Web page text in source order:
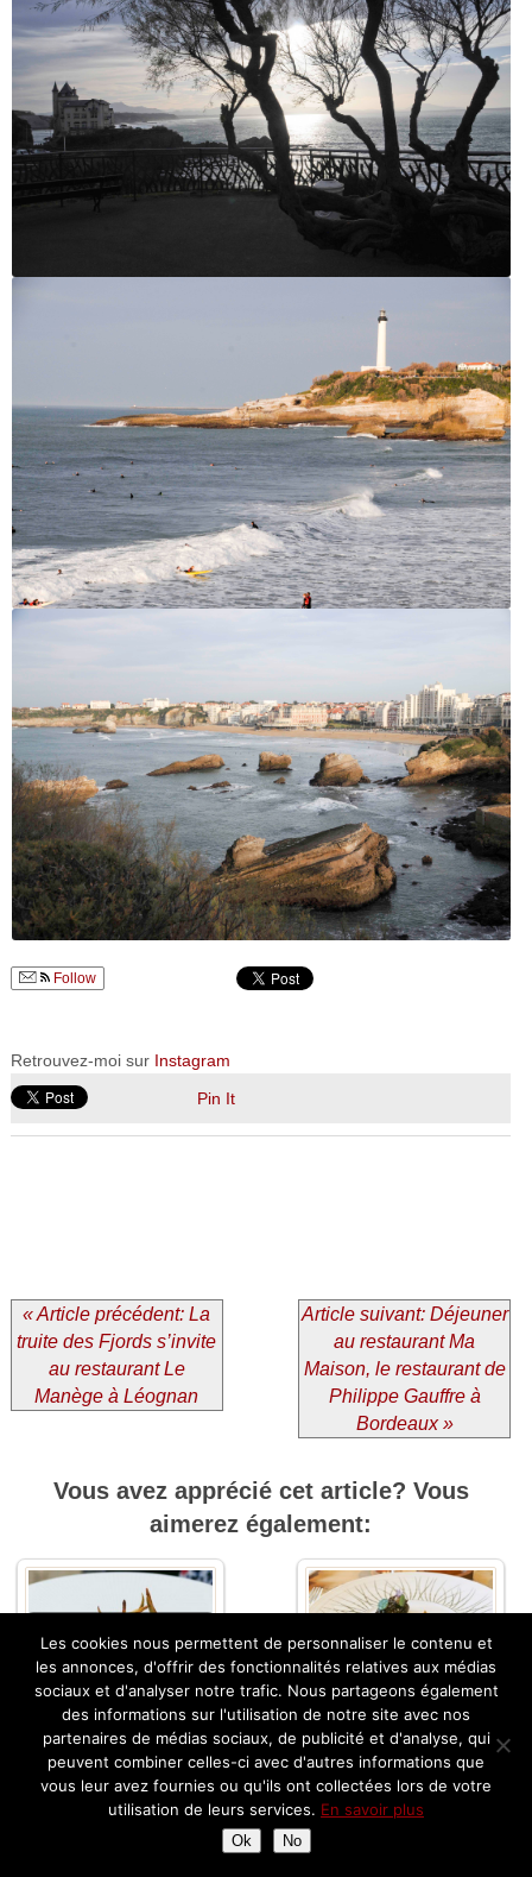
Follow
Retrouvez-moi sur Instagram
Pin It
« Article précédent: La
truite des Fjords s’invite
au restaurant Le
Manège à Léognan
Article suivant: Déjeuner
au restaurant Ma
Maison, le restaurant de
Philippe Gauffre à
Bordeaux »
Vous avez apprécié cet article? Vous
aimerez également:
L’ écrin gastronomique
d’Adeline et Marc-Antoine
Lepage
Les Etangs de Corot –
Parenthèse gastronomique
au restaurant Le Corot
Les cookies nous permettent de personnaliser le contenu et
les annonces, d'offrir des fonctionnalités relatives aux médias
sociaux et d'analyser notre trafic. Nous partageons également
des informations sur l'utilisation de notre site avec nos
partenaires de médias sociaux, de publicité et d'analyse, qui
peuvent combiner celles-ci avec d'autres informations que
vous leur avez fournies ou qu'ils ont collectées lors de votre
utilisation de leurs services. En savoir plus
Ok No